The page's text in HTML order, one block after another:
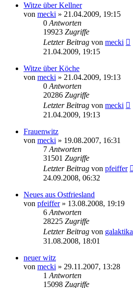
Witze über Kellner
von mecki » 21.04.2009, 19:15
0 Antworten
19923 Zugriffe
Letzter Beitrag von mecki
21.04.2009, 19:15
Witze über Köche
von mecki » 21.04.2009, 19:13
0 Antworten
20286 Zugriffe
Letzter Beitrag von mecki
21.04.2009, 19:13
Frauenwitz
von mecki » 19.08.2007, 16:31
7 Antworten
31501 Zugriffe
Letzter Beitrag von pfeiffer
24.09.2008, 06:32
Neues aus Ostfriesland
von pfeiffer» 13.08.2008, 19:19
6 Antworten
28225 Zugriffe
Letzter Beitrag von galaktika
31.08.2008, 18:01
neuer witz
von mecki » 29.11.2007, 13:28
1 Antworten
15098 Zugriffe